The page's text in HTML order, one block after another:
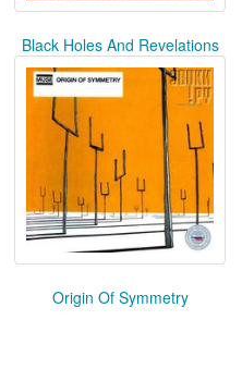
Black Holes And Revelations
Origin Of Symmetry